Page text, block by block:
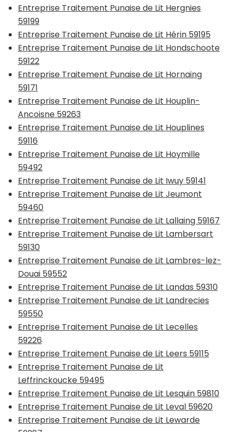
Entreprise Traitement Punaise de Lit Hergnies
59199
Entreprise Traitement Punaise de Lit Hérin 59195
Entreprise Traitement Punaise de Lit Hondschoote
59122
Entreprise Traitement Punaise de Lit Hornaing
59171
Entreprise Traitement Punaise de Lit Houplin-
Ancoisne 59263
Entreprise Traitement Punaise de Lit Houplines
59116
Entreprise Traitement Punaise de Lit Hoymille
59492
Entreprise Traitement Punaise de Lit Iwuy 59141
Entreprise Traitement Punaise de Lit Jeumont
59460
Entreprise Traitement Punaise de Lit Lallaing 59167
Entreprise Traitement Punaise de Lit Lambersart
59130
Entreprise Traitement Punaise de Lit Lambres-lez-
Douai 59552
Entreprise Traitement Punaise de Lit Landas 59310
Entreprise Traitement Punaise de Lit Landrecies
59550
Entreprise Traitement Punaise de Lit Lecelles
59226
Entreprise Traitement Punaise de Lit Leers 59115
Entreprise Traitement Punaise de Lit
Leffrinckoucke 59495
Entreprise Traitement Punaise de Lit Lesquin 59810
Entreprise Traitement Punaise de Lit Leval 59620
Entreprise Traitement Punaise de Lit Lewarde